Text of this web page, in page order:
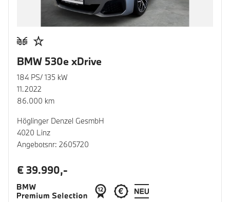
BMW 530e xDrive
184 PS/ 135 kW
11.2022
86.000 km
Höglinger Denzel GesmbH
4020 Linz
Angebotsnr: 2605720
€ 39.990,-